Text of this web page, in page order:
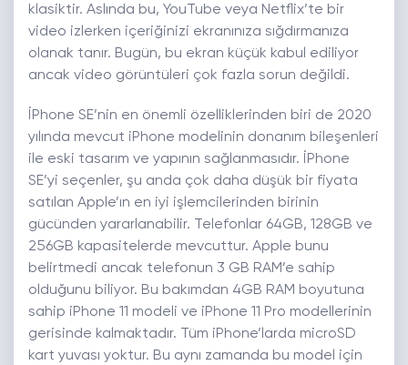
klasiktir. Aslında bu, YouTube veya Netflix’te bir
video izlerken içeriğinizi ekranınıza sığdırmanıza
olanak tanır. Bugün, bu ekran küçük kabul ediliyor
ancak video görüntüleri çok fazla sorun değildi.
İPhone SE’nin en önemli özelliklerinden biri de 2020
yılında mevcut iPhone modelinin donanım bileşenleri
ile eski tasarım ve yapının sağlanmasıdır. İPhone
SE’yi seçenler, şu anda çok daha düşük bir fiyata
satılan Apple’ın en iyi işlemcilerinden birinin
gücünden yararlanabilir. Telefonlar 64GB, 128GB ve
256GB kapasitelerde mevcuttur. Apple bunu
belirtmedi ancak telefonun 3 GB RAM’e sahip
olduğunu biliyor. Bu bakımdan 4GB RAM boyutuna
sahip iPhone 11 modeli ve iPhone 11 Pro modellerinin
gerisinde kalmaktadır. Tüm iPhone’larda microSD
kart yuvası yoktur. Bu aynı zamanda bu model için